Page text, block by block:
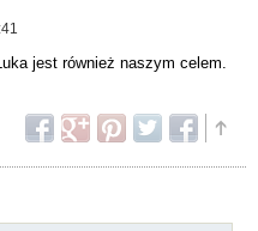
jest również naszym celem.